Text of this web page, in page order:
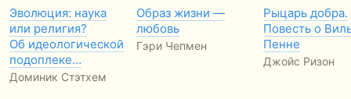
Эволюция: наука
или религия?
Об идеологической
подоплеке…
Доминик Стэтхем
Образ жизни —
любовь
Гэри Чепмен
Рыцарь добра.
Повесть о
Пенне
Джойс Ризон